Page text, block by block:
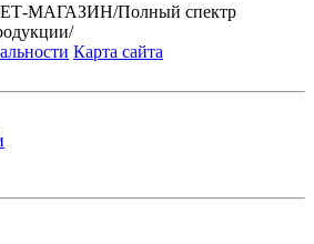
МАГАЗИН/Полный спектр
Карта сайта